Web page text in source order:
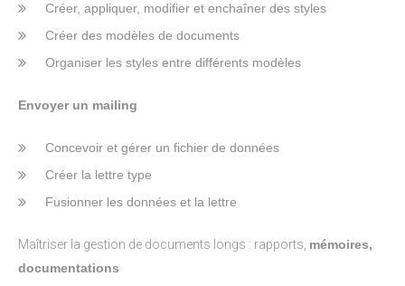
Créer, appliquer, modifier et enchaîner des styles
Créer des modèles de documents
Organiser les styles entre différents modèles
Envoyer un mailing
Concevoir et gérer un fichier de données
Créer la lettre type
Fusionner les données et la lettre
Maîtriser la gestion de documents longs : rapports, mémoires,
documentations